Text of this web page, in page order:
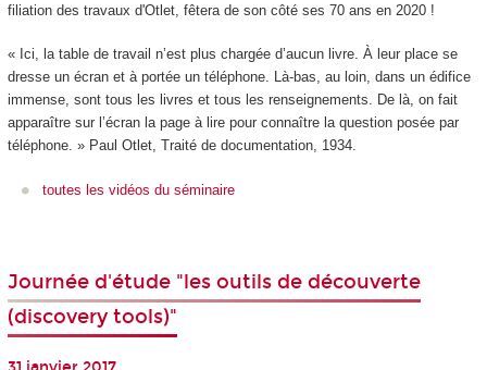
filiation des travaux d'Otlet, fêtera de son côté ses 70 ans en 2020 !
« Ici, la table de travail n’est plus chargée d’aucun livre. À leur place se
dresse un écran et à portée un téléphone. Là-bas, au loin, dans un édifice
immense, sont tous les livres et tous les renseignements. De là, on fait
apparaître sur l’écran la page à lire pour connaître la question posée par
téléphone. » Paul Otlet, Traité de documentation, 1934.
toutes les vidéos du séminaire
Journée d'étude "les outils de découverte
(discovery tools)"